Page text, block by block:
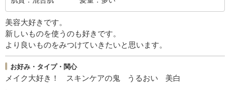
美容大好きです。
新しいものを使うのも好きです。
より良いものをみつけていきたいと思います。
お好み・タイプ・関心
メイク大好き！ スキンケアの鬼 うるおい 美白